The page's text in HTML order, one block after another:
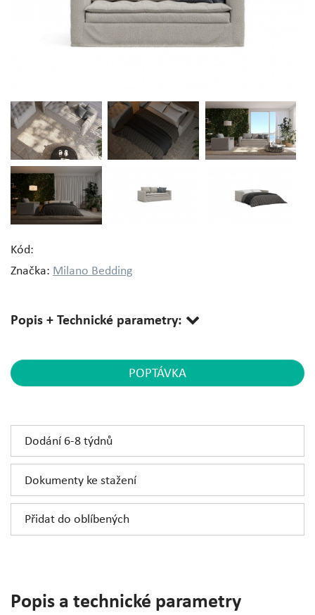
Kód:
Značka: Milano Bedding
Popis + Technické parametry:
POPTÁVKA
Přidat do oblíbených
Dokumenty ke stažení
Dodání 6-8 týdnů
Popis a technické parametry